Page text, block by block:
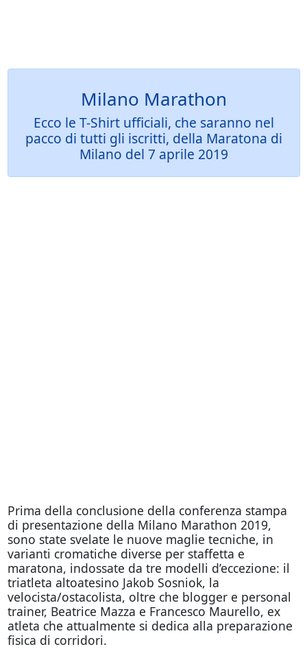
Milano Marathon
Ecco le T-Shirt ufficiali, che saranno nel
pacco di tutti gli iscritti, della Maratona di
Milano del 7 aprile 2019
Prima della conclusione della conferenza stampa
di presentazione della Milano Marathon 2019,
sono state svelate le nuove maglie tecniche, in
varianti cromatiche diverse per staffetta e
maratona, indossate da tre modelli d’eccezione: il
triatleta altoatesino Jakob Sosniok, la
velocista/ostacolista, oltre che blogger e personal
trainer, Beatrice Mazza e Francesco Maurello, ex
atleta che attualmente si dedica alla preparazione
fisica di corridori.